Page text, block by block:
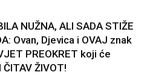
NUŽNA, ALI SADA STIŽE
Ovan, Djevica i OVAJ znak
PREOKRET koji će
ŽIVOT!